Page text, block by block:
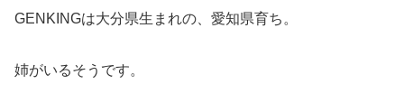
GENKINGは大分県生まれの、愛知県育ち。
姉がいるそうです。